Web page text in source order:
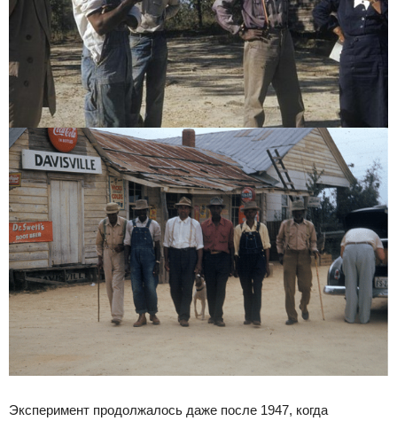
Эксперимент продолжалось даже после 1947, когда